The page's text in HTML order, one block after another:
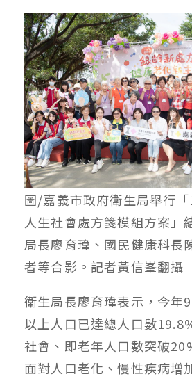
圖/嘉義市政府衛生局舉行
人生社會處方箋模組方案」
局長廖育瑋、國民健康科長
者等合影。記者黃信峯翻攝
衛生局長廖育瑋表示，今年
以上人口已達總人口數
社會、即老年人口數突破
面對人口老化、慢性疾病增